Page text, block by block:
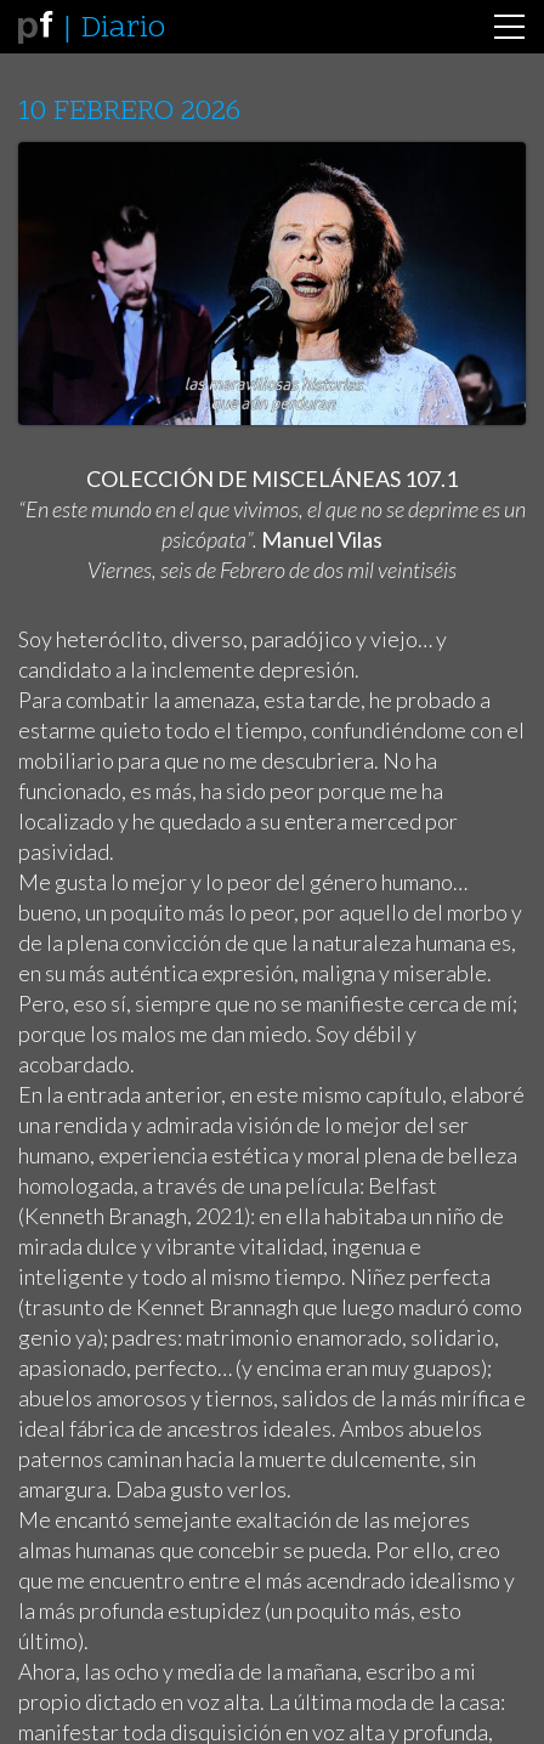
Diario
10 FEBRERO 2026
COLECCIÓN DE MISCELÁNEAS 107.1
“En este mundo en el que vivimos, el que no se deprime es un
psicópata”. Manuel Vilas
Viernes, seis de Febrero de dos mil veintiséis
Soy heteróclito, diverso, paradójico y viejo… y
candidato a la inclemente depresión.
Para combatir la amenaza, esta tarde, he probado a
estarme quieto todo el tiempo, confundiéndome con el
mobiliario para que no me descubriera. No ha
funcionado, es más, ha sido peor porque me ha
localizado y he quedado a su entera merced por
pasividad.
Me gusta lo mejor y lo peor del género humano…
bueno, un poquito más lo peor, por aquello del morbo y
de la plena convicción de que la naturaleza humana es,
en su más auténtica expresión, maligna y miserable.
Pero, eso sí, siempre que no se manifieste cerca de mí;
porque los malos me dan miedo. Soy débil y
acobardado.
En la entrada anterior, en este mismo capítulo, elaboré
una rendida y admirada visión de lo mejor del ser
humano, experiencia estética y moral plena de belleza
homologada, a través de una película: Belfast
(Kenneth Branagh, 2021): en ella habitaba un niño de
mirada dulce y vibrante vitalidad, ingenua e
inteligente y todo al mismo tiempo. Niñez perfecta
(trasunto de Kennet Brannagh que luego maduró como
genio ya); padres: matrimonio enamorado, solidario,
apasionado, perfecto… (y encima eran muy guapos);
abuelos amorosos y tiernos, salidos de la más mirífica e
ideal fábrica de ancestros ideales. Ambos abuelos
paternos caminan hacia la muerte dulcemente, sin
amargura. Daba gusto verlos.
Me encantó semejante exaltación de las mejores
almas humanas que concebir se pueda. Por ello, creo
que me encuentro entre el más acendrado idealismo y
la más profunda estupidez (un poquito más, esto
último).
Ahora, las ocho y media de la mañana, escribo a mi
propio dictado en voz alta. La última moda de la casa:
manifestar toda disquisición en voz alta y profunda,